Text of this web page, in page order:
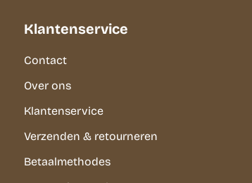
Klantenservice
Contact
Over ons
Klantenservice
Verzenden & retourneren
Betaalmethodes